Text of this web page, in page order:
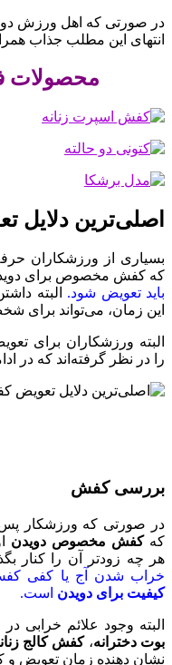
در صورتی که اهل ورزش دو
انتهای این مطلب جذاب
محصولات
اصلی‌ترین
بسیاری از ورزشکاران
که کفش‌ مخصوص برای
باید تعویض شود. البته
این زمان، می‌تواند برای
البته ورزشکاران برای
را در نظر گرفته‌اند که در
بررسی کفش
در صورتی که ورزشکار پس
کهکفش مخصوص دویدن
هر چه زود‌تر آن را کنار
خراب شدن آج یا کفی
کیفیت برای دویدن است.
البته وجود علائم خرابی در
بوت دخترانه،کفش کالج
نشان دهنده زمان تعویض و